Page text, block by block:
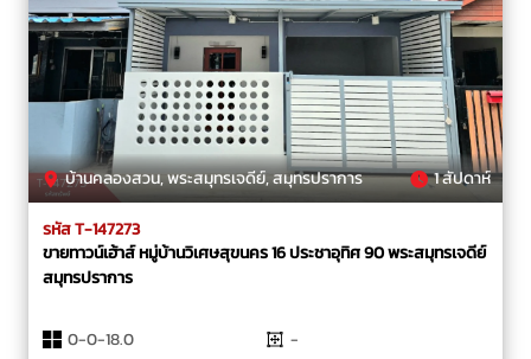
บ้านคลองสวน, พระสมุทรเจดีย์, สมุทรปราการ 1 สัปดาห์
รหัส T-147273
ขายทาวน์เฮ้าส์ หมู่บ้านวิเศษสุขนคร 16 ประชาอุทิศ 90 พระสมุทรเจดีย์
สมุทรปราการ
0-0-18.0
-